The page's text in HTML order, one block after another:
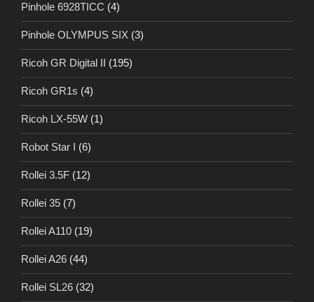
Pinhole 6928TICC (4)
Pinhole OLYMPUS SIX (3)
Ricoh GR Digital II (195)
Ricoh GR1s (4)
Ricoh LX-55W (1)
Robot Star I (6)
Rollei 3.5F (12)
Rollei 35 (7)
Rollei A110 (19)
Rollei A26 (44)
Rollei SL26 (32)